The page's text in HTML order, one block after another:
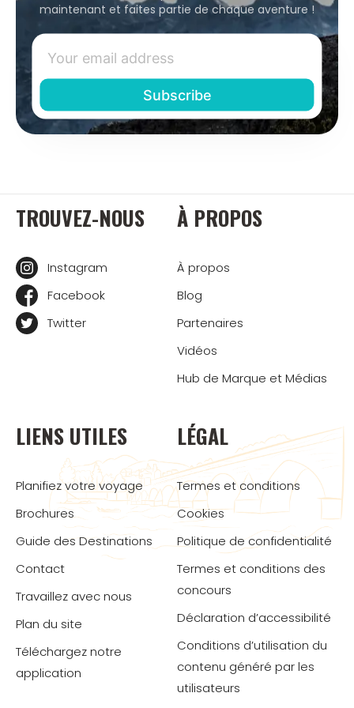
maintenant et faites partie de chaque aventure !
TROUVEZ-NOUS
Instagram
Facebook
Twitter
À PROPOS
À propos
Blog
Partenaires
Vidéos
Hub de Marque et Médias
LIENS UTILES
Planifiez votre voyage
Brochures
Guide des Destinations
Contact
Travaillez avec nous
Plan du site
Téléchargez notre
application
LÉGAL
Termes et conditions
Cookies
Politique de confidentialité
Termes et conditions des
concours
Déclaration d’accessibilité
Conditions d’utilisation du
contenu généré par les
utilisateurs